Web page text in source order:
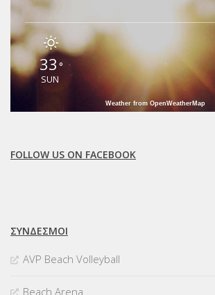
33 °
SUN
Weather from OpenWeatherMap
FOLLOW US ON FACEBOOK
ΣΥΝΔΈΣΜΟΙ
AVP Beach Volleyball
Beach Arena